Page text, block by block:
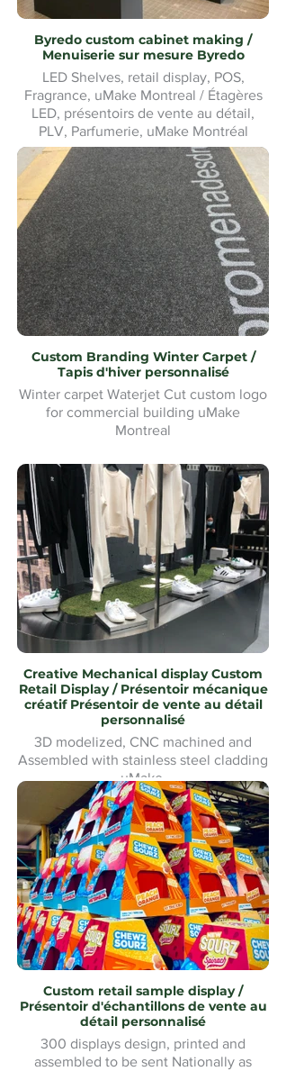
Byredo custom cabinet making /
Menuiserie sur mesure Byredo
LED Shelves, retail display, POS,
Fragrance, uMake Montreal / Étagères
LED, présentoirs de vente au détail,
PLV, Parfumerie, uMake Montréal
Custom Branding Winter Carpet /
Tapis d'hiver personnalisé
Winter carpet Waterjet Cut custom logo
for commercial building uMake
Montreal
Tapis d'hiver Waterjet Cut logo
personnalisé pour bâtiment commercial
uMake Montréal
Creative Mechanical display Custom
Retail Display / Présentoir mécanique
créatif Présentoir de vente au détail
personnalisé
3D modelized, CNC machined and
Assembled with stainless steel cladding
uMake
Modélisé en 3D, usiné CNC et
assemblé avec revêtement en acier
inoxydable uMake MontréalMontreal
Custom retail sample display /
Présentoir d'échantillons de vente au
détail personnalisé
300 displays design, printed and
assembled to be sent Nationally as